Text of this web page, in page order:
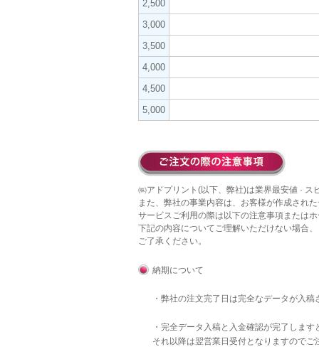
2,500
3,000
3,500
4,000
4,500
5,000
㈱アドプリント(以下、弊社)は業界最安値 ·
また、弊社の事業内容は、お客様が作成され
サービスご利用の際は以下の注意事項または
下記の内容についてご理解いただけない場合
ご了承ください。
納期について
・弊社の注文完了日は完全なデータが入
・完全データ入稿と入金確認が完了しま
それ以降は翌営業日受付となりますのでご